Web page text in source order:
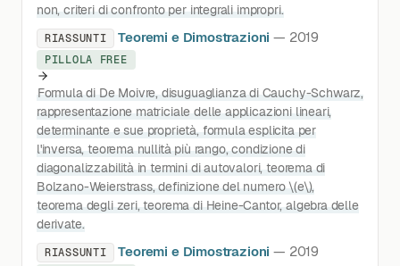
non, criteri di confronto per integrali impropri.
RIASSUNTI Teoremi e Dimostrazioni — 2019
PILLOLA FREE
Formula di De Moivre, disuguaglianza di Cauchy-Schwarz,
rappresentazione matriciale delle applicazioni lineari,
determinante e sue proprietà, formula esplicita per
l'inversa, teorema nullità più rango, condizione di
diagonalizzabilità in termini di autovalori, teorema di
Bolzano-Weierstrass, definizione del numero \(e\),
teorema degli zeri, teorema di Heine-Cantor, algebra delle
derivate.
RIASSUNTI Teoremi e Dimostrazioni — 2019